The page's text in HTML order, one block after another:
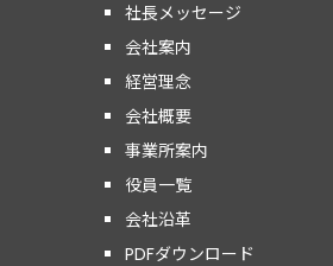
社長メッセージ
会社案内
経営理念
会社概要
事業所案内
役員一覧
会社沿革
PDFダウンロード